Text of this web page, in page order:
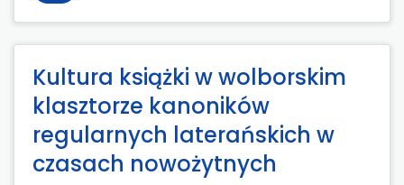
Kultura książki w wolborskim
klasztorze kanoników
regularnych laterańskich w
czasach nowożytnych